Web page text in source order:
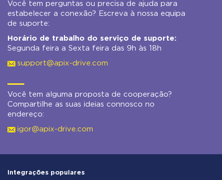
Você tem perguntas ou precisa de ajuda para
estabelecer a conexão? Escreva à nossa equipa
de suporte:
Horário de trabalho do serviço de suporte:
Segunda feira a Sexta feira das 9h às 18h
support@apix-drive.com
Você tem alguma proposta de cooperação?
Compartilhe as suas ideias connosco no
endereço:
igor@apix-drive.com
Integrações populares